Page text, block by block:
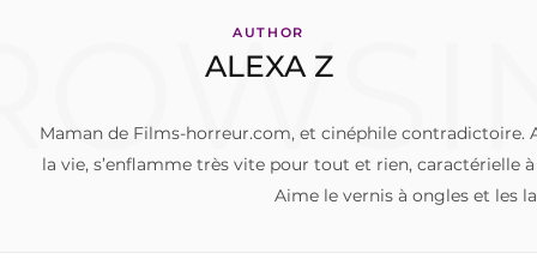
AUTHOR
ALEXA Z
Maman de Films-horreur.com, et cinéphile contradictoire.
la vie, s’enflamme très vite pour tout et rien, caractérielle
Aime le vernis à ongles et les